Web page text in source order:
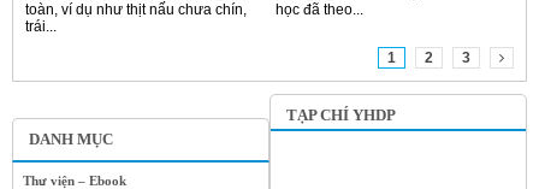
DANH MỤC
Thư viện – Ebook
toàn, ví dụ như thịt nấu chưa chín,
trái...
học đã theo...
1 2 3
TẠP CHÍ YHDP